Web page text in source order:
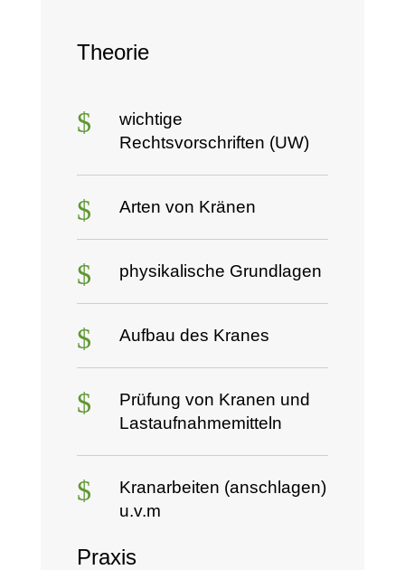
Theorie
$
wichtige
Rechtsvorschriften (UW)
$ Arten von Kränen
$ physikalische Grundlagen
$ Aufbau des Kranes
$
Prüfung von Kranen und
Lastaufnahmemitteln
$
Kranarbeiten (anschlagen)
u.v.m
Praxis